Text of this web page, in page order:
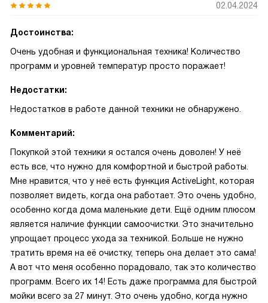
02.04.2024
Достоинства:
Очень удобная и функциональная техника! Количество
программ и уровней температур просто поражает!
Недостатки:
Недостатков в работе данной техники не обнаружено.
Комментарий:
Покупкой этой техники я остался очень доволен! У неё
есть все, что нужно для комфортной и быстрой работы.
Мне нравится, что у неё есть функция ActiveLight, которая
позволяет видеть, когда она работает. Это очень удобно,
особенно когда дома маленькие дети. Ещё одним плюсом
является наличие функции самоочистки. Это значительно
упрощает процесс ухода за техникой. Больше не нужно
тратить время на её очистку, теперь она делает это сама!
А вот что меня особенно порадовало, так это количество
программ. Всего их 14! Есть даже программа для быстрой
мойки всего за 27 минут. Это очень удобно, когда нужно